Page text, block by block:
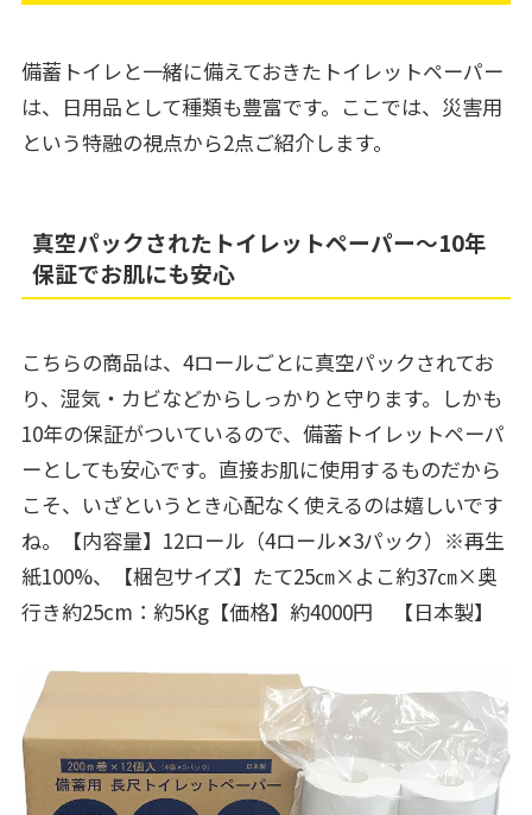
備蓄トイレと一緒に備えておきたトイレットペーパー
は、日用品として種類も豊富です。ここでは、災害用
という特融の視点から2点ご紹介します。
真空パックされたトイレットペーパー～10年
保証でお肌にも安心
こちらの商品は、4ロールごとに真空パックされてお
り、湿気・カビなどからしっかりと守ります。しかも
10年の保証がついているので、備蓄トイレットペーパ
ーとしても安心です。直接お肌に使用するものだから
こそ、いざというとき心配なく使えるのは嬉しいです
ね。【内容量】12ロール（4ロール✕3パック）※再生
紙100%、【梱包サイズ】たて25㎝×よこ‎約37㎝×奥
行き約25cm：約5Kg【価格】約4000円 【日本製】